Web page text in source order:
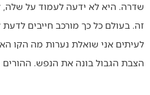
שדרה. היא לא ידעה לעמוד על שלה,
זה. בעולם כל כך מורכב חייבים לדעת
לעיתים אני שואלת נערות מה הקו
הצבת הגבול בונה את הנפש.